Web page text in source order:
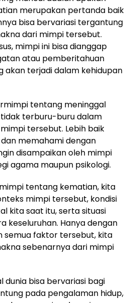
merupakan pertanda baik
bisa bervariasi tergantung
dari mimpi tersebut.
mimpi ini bisa dianggap
atau pemberitahuan
akan terjadi dalam kehidupan
tentang meninggal
terburu-buru dalam
tersebut. Lebih baik
memahami dengan
disampaikan oleh mimpi
agama maupun psikologi.
tentang kematian, kita
mimpi tersebut, kondisi
kita saat itu, serta situasi
keseluruhan. Hanya dengan
faktor tersebut, kita
sebenarnya dari mimpi
dunia bisa bervariasi bagi
pada pengalaman hidup,